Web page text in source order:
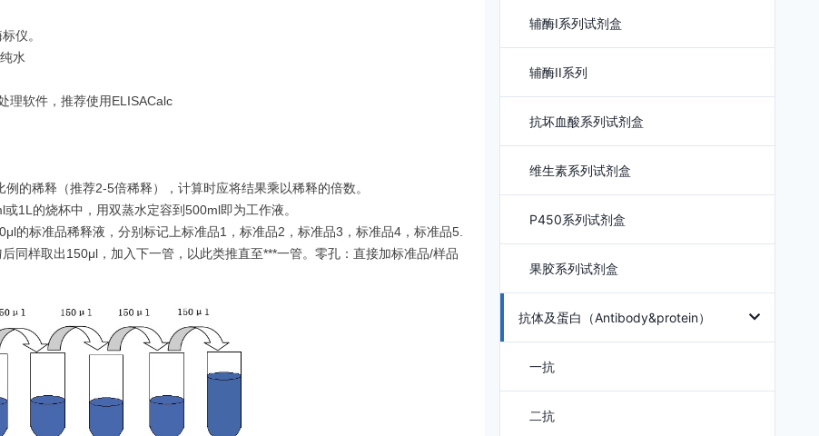
仪。
水
理软件，推荐使用ELISACalc
的稀释（推荐2-5倍稀释），计算时应将结果乘以稀释的倍数。
1L的烧杯中，用双蒸水定容到500ml即为工作液。
的标准品稀释液，分别标记上标准品1，标准品2，标准品3，标准品4，标准品5.
取出150μl，加入下一管，以此类推直至***一管。零孔：直接加标准品/样品
辅酶I系列试剂盒
辅酶II系列
抗坏血酸系列试剂盒
维生素系列试剂盒
P450系列试剂盒
果胶系列试剂盒
抗体及蛋白（Antibody&protein）
一抗
二抗